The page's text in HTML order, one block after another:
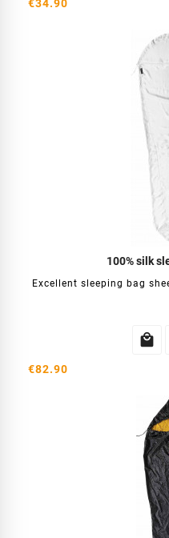
€34.90
100% silk
Excellent sleeping bag

€82.90